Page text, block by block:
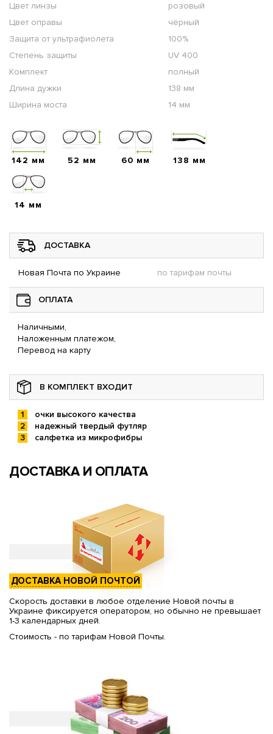
Цвет линзы
розовый
Цвет оправы
чёрный
Защита от ультрафиолета
100%
Степень защиты
UV 400
Комплект
полный
Длина дужки
138 мм
Ширина моста
14 мм
142 мм 52 мм 60 мм 138 мм
14 мм
ДОСТАВКА
Новая Почта по Украине по тарифам почты
ОПЛАТА
Наличными,
Наложенным платежом,
Перевод на карту
В КОМПЛЕКТ ВХОДИТ
очки высокого качества
надежный твердый футляр
салфетка из микрофибры
ДОСТАВКА И ОПЛАТА
ДОСТАВКА НОВОЙ ПОЧТОЙ
Скорость доставки в любое отделение Новой почты в
Украине фиксируется оператором, но обычно не превышает
1-3 календарных дней.
Стоимость - по тарифам Новой Почты.